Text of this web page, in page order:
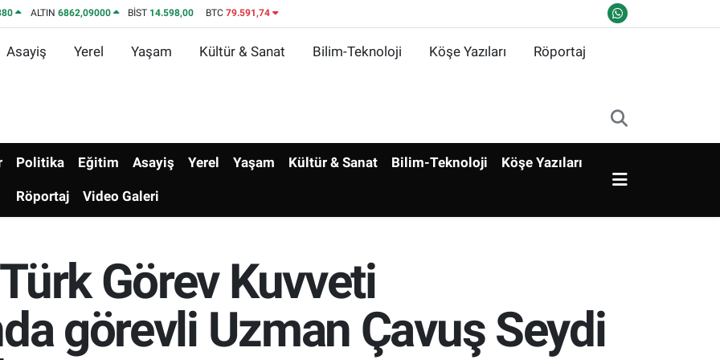
ALTIN 6862,09000 BİST 14.598,00 BTC 79.591,74
Asayiş Yerel Yaşam Kültür & Sanat Bilim-Teknoloji Köşe Yazıları Röportaj
Politika Eğitim Asayiş Yerel Yaşam Kültür & Sanat Bilim-Teknoloji Köşe Yazıları
Röportaj Video Galeri
Görev Kuvveti
görevli Uzman Çavuş Seydi